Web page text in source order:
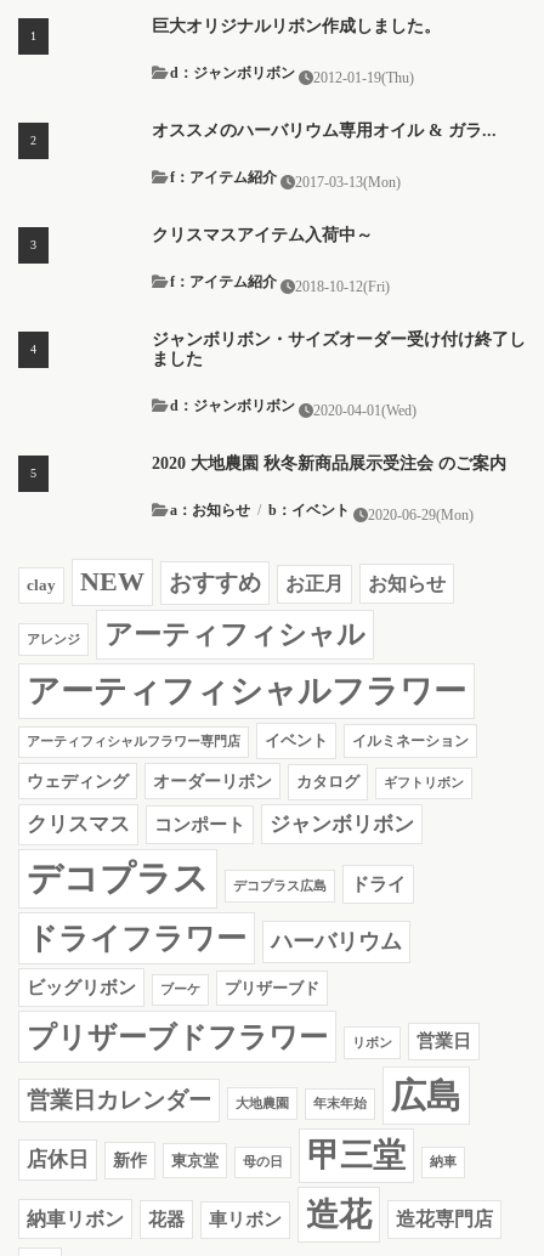
巨大オリジナルリボン作成しました。
2012-01-19(Thu)
d：ジャンボリボン
オススメのハーバリウム専用オイル & ガラ...
2017-03-13(Mon)
f：アイテム紹介
クリスマスアイテム入荷中～
2018-10-12(Fri)
f：アイテム紹介
ジャンボリボン・サイズオーダー受け付け終了し
ました
2020-04-01(Wed)
d：ジャンボリボン
2020 大地農園 秋冬新商品展示受注会 のご案内
2020-06-29(Mon)
a：お知らせ / b：イベント
clay NEW おすすめ お正月 お知らせ
アレンジ アーティフィシャル
アーティフィシャルフラワー
アーティフィシャルフラワー専門店 イベント イルミネーション
ウェディング オーダーリボン カタログ ギフトリボン
クリスマス コンポート ジャンボリボン
デコプラス デコプラス広島 ドライ
ドライフラワー ハーバリウム
ビッグリボン ブーケ プリザーブド
プリザーブドフラワー リボン 営業日
営業日カレンダー 大地農園 年末年始 広島
店休日 新作 東京堂 母の日 甲三堂 納車
納車リボン 花器 車リボン 造花 造花専門店